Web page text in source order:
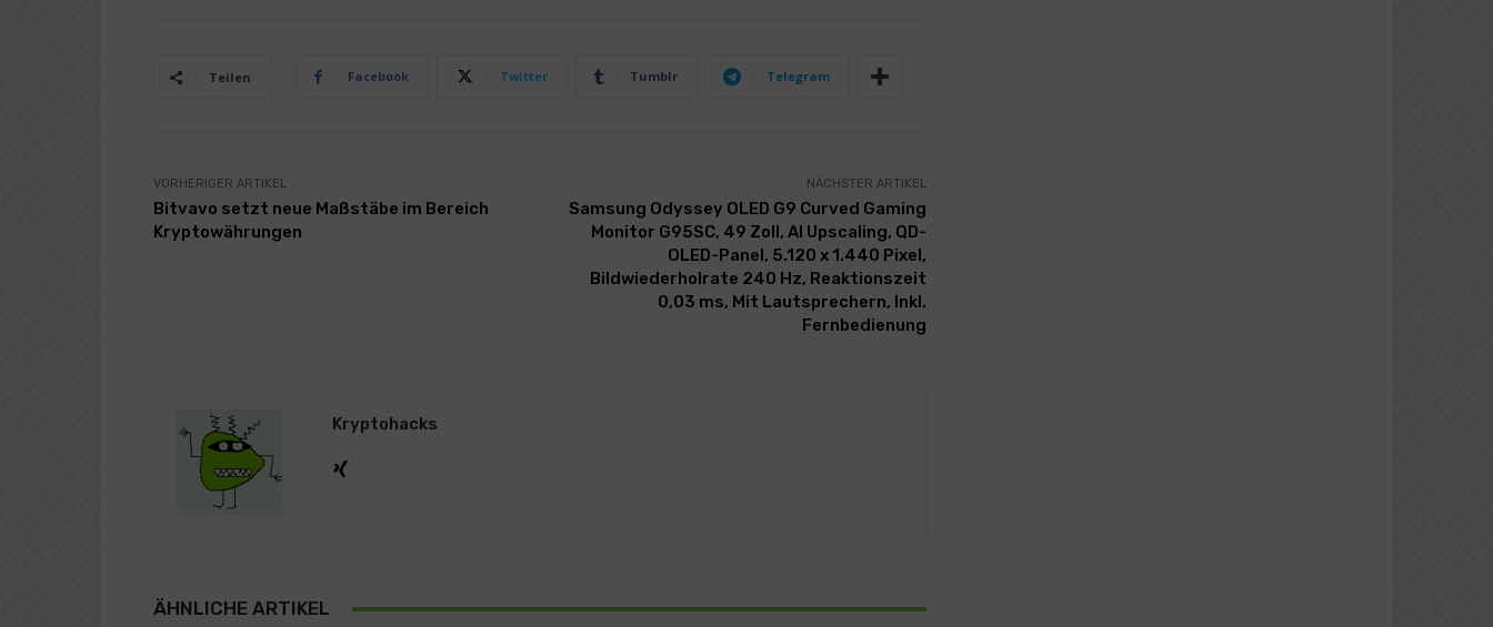
Teilen Facebook Twitter Tumblr Telegram
VORHERIGER ARTIKEL
Bitvavo setzt neue Maßstäbe im Bereich
Kryptowährungen
NÄCHSTER ARTIKEL
Samsung Odyssey OLED G9 Curved Gaming
Monitor G95SC, 49 Zoll, AI Upscaling, QD-
OLED-Panel, 5.120 x 1.440 Pixel,
Bildwiederholrate 240 Hz, Reaktionszeit
0,03 ms, Mit Lautsprechern, Inkl.
Fernbedienung
Kryptohacks
ÄHNLICHE ARTIKEL